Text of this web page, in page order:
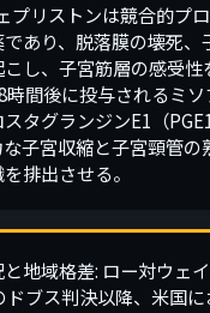
プリストンは競合的プ
あり、脱落膜の壊死、
し、子宮筋層の感受性
時間後に投与されるミソ
タグランジンE1（
子宮収縮と子宮頸管の
排出させる。
地域格差: ロー対ウェ
ドブス判決以降、米国